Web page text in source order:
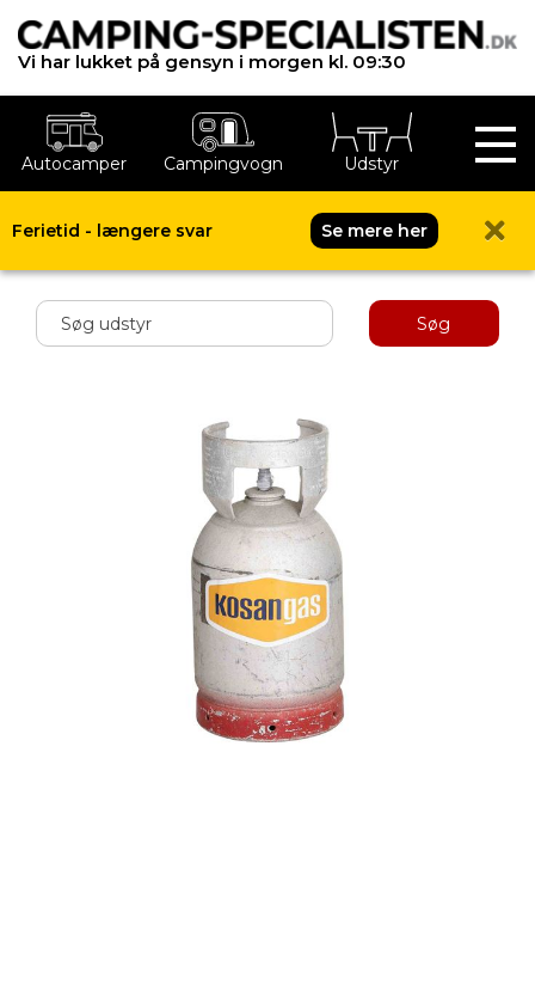
Vi har lukket på gensyn i morgen kl. 09:30
Autocamper Campingvogn Udstyr
Ferietid - længere svar
Se mere her
Søg